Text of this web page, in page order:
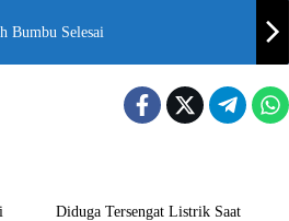
Bumbu Selesai
Diduga Tersengat Listrik Saat